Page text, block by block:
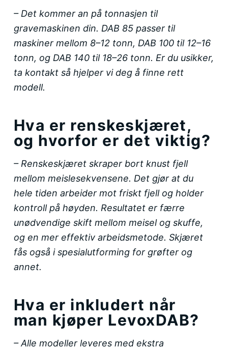
e– Det kommer an på tonnasjen til
gravemaskinen din. DAB 85 passer til
maskiner mellom 8–12 tonn, DAB 100 til 12–16
tonn, og DAB 140 til 18–26 tonn. Er du usikker,
ta kontakt så hjelper vi deg å finne rett
modell.
Hva er renskeskjæret,
og hvorfor er det viktig?
– Renskeskjæret skraper bort knust fjell
mellom meislesekvensene. Det gjør at du
hele tiden arbeider mot friskt fjell og holder
kontroll på høyden. Resultatet er færre
unødvendige skift mellom meisel og skuffe,
og en mer effektiv arbeidsmetode. Skjæret
fås også i spesialutforming for grøfter og
annet.
Hva er inkludert når
man kjøper LevoxDAB?
– Alle modeller leveres med ekstra